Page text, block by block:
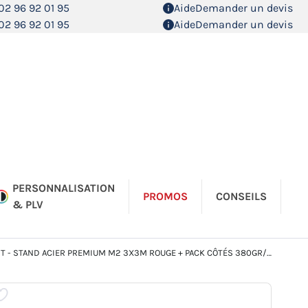
96 92 01 95 AideDemander un devis
96 92 01 95
AideDemander un devis
PERSONNALISATION
& PLV
PROMOS CONSEILS
- STAND ACIER PREMIUM M2 3X3M ROUGE + PACK CÔTÉS 380GR/M²